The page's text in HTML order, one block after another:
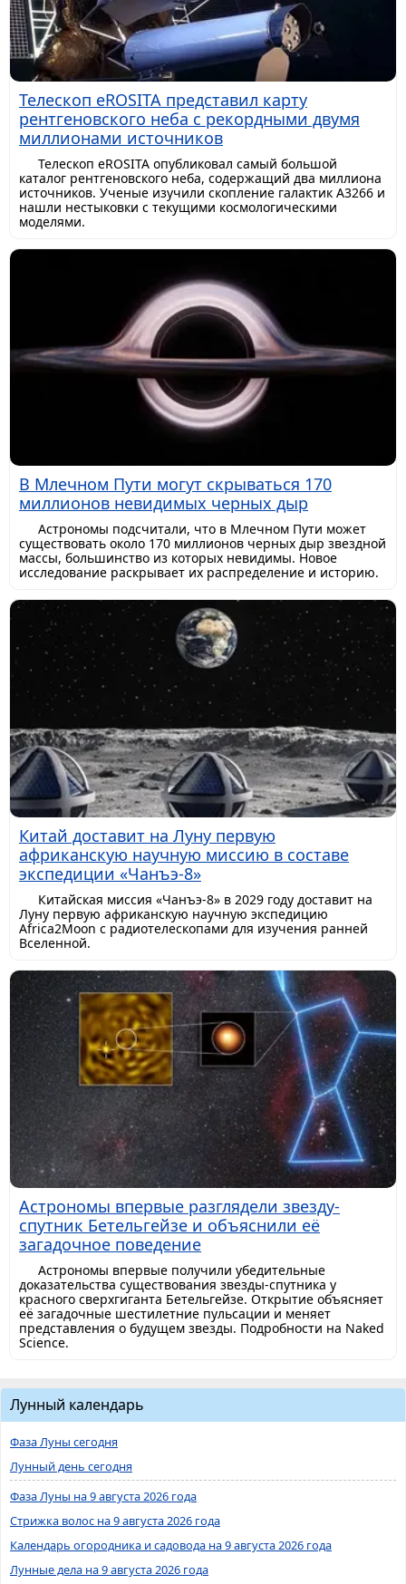
Телескоп eROSITA представил карту
рентгеновского неба с рекордными двумя
миллионами источников
Телескоп eROSITA опубликовал самый большой
каталог рентгеновского неба, содержащий два миллиона
источников. Ученые изучили скопление галактик A3266 и
нашли нестыковки с текущими космологическими
моделями.
В Млечном Пути могут скрываться 170
миллионов невидимых черных дыр
Астрономы подсчитали, что в Млечном Пути может
существовать около 170 миллионов черных дыр звездной
массы, большинство из которых невидимы. Новое
исследование раскрывает их распределение и историю.
Китай доставит на Луну первую
африканскую научную миссию в составе
экспедиции «Чанъэ-8»
Китайская миссия «Чанъэ-8» в 2029 году доставит на
Луну первую африканскую научную экспедицию
Africa2Moon с радиотелескопами для изучения ранней
Вселенной.
Астрономы впервые разглядели звезду-
спутник Бетельгейзе и объяснили её
загадочное поведение
Астрономы впервые получили убедительные
доказательства существования звезды-спутника у
красного сверхгиганта Бетельгейзе. Открытие объясняет
её загадочные шестилетние пульсации и меняет
представления о будущем звезды. Подробности на Naked
Science.
Лунный календарь
Фаза Луны сегодня
Лунный день сегодня
Фаза Луны на 9 августа 2026 года
Стрижка волос на 9 августа 2026 года
Календарь огородника и садовода на 9 августа 2026 года
Лунные дела на 9 августа 2026 года